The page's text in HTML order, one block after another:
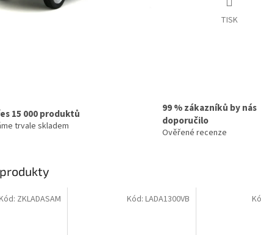
TISK
15 000 produktů
trvale skladem
99 % zákazníků by nás
doporučilo
Ověřené recenze
ZKLADASAM Kód: LADA1300VB